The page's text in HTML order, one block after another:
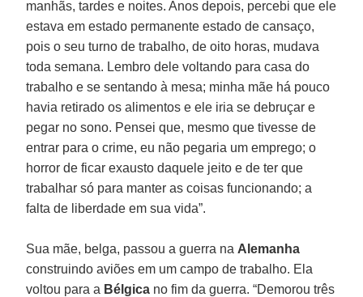
manhãs, tardes e noites. Anos depois, percebi que ele
estava em estado permanente estado de cansaço,
pois o seu turno de trabalho, de oito horas, mudava
toda semana. Lembro dele voltando para casa do
trabalho e se sentando à mesa; minha mãe há pouco
havia retirado os alimentos e ele iria se debruçar e
pegar no sono. Pensei que, mesmo que tivesse de
entrar para o crime, eu não pegaria um emprego; o
horror de ficar exausto daquele jeito e de ter que
trabalhar só para manter as coisas funcionando; a
falta de liberdade em sua vida”.
Sua mãe, belga, passou a guerra na Alemanha
construindo aviões em um campo de trabalho. Ela
voltou para a Bélgica no fim da guerra. “Demorou três